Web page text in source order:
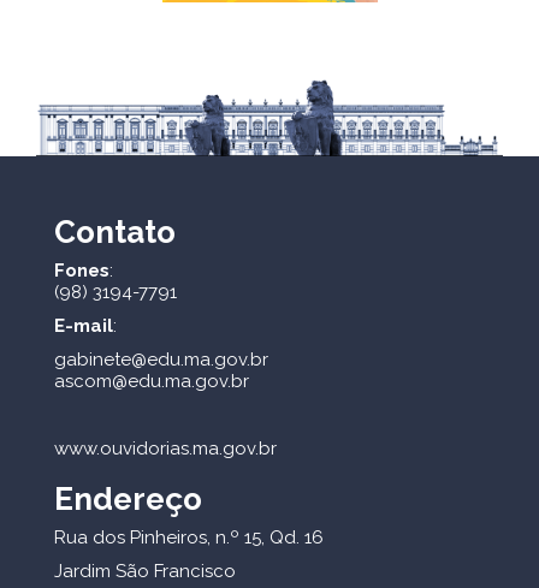
Contato
Fones:
(98) 3194-7791
E-mail:
gabinete@edu.ma.gov.br
ascom@edu.ma.gov.br
www.ouvidorias.ma.gov.br
Endereço
Rua dos Pinheiros, n.º 15, Qd. 16
Jardim São Francisco